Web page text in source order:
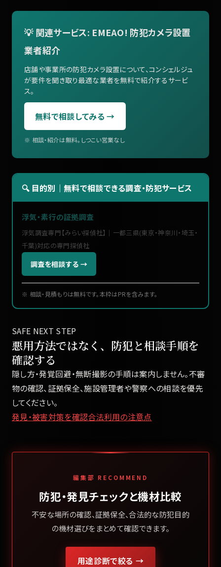
💡 関連サービス: EMEAO! 防犯カメラ設置
業者紹介
店舗や事業所の防犯カメラ設置について、コンシェルジュ
が要件を聞き取り最適な業者を無料で紹介するサービ
ス。
無料で相談してみる →
※ 相談・紹介は無料。しつこい営業なし
🔍 目的別｜無料で相談できる調査・防犯サービス
浮気・素行の証拠調査
浮気調査専門【みらい探偵社】｜一都三県(東京・神奈川・埼玉・
千葉)対応の専門探偵社
調査を相談する →
※ 相談・見積もりは無料です。本枠はPRを含みます。
SAFE NEXT STEP
悪用方法ではなく、防犯と相談手順を
確認する
隠し方・発覚回避・無断撮影の手順は案内しません。不審
物の確認、証拠保全、施設管理者や警察への相談を優先
してください。
発見・被害対策を確認合法利用の注意点
編集部 RECOMMEND
防犯・発見チェックと機材比較
不安な場所の確認、証拠保全、合法的な防犯目的
の機材選びをまとめて確認できます。
用途診断で絞る →